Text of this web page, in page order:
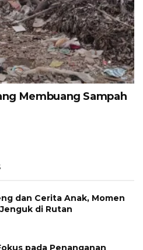
Membuang Sampah
dan Cerita Anak, Momen
di Rutan
pada Penanganan